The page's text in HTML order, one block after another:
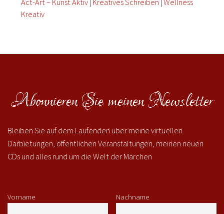
Act-Art – Kunst Aktiv | Kreatives Schreiben |Wellness
Kreativ
Abonnieren Sie meinen Newsletter
Bleiben Sie auf dem Laufenden über meine virtuellen
Darbietungen, öffentlichen Veranstaltungen, meinen neuen
CDs und alles rund um die Welt der Märchen
Vorname Nachname